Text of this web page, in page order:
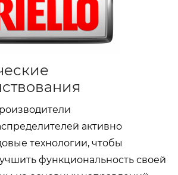
активно
технологии, чтобы
функциональность своей